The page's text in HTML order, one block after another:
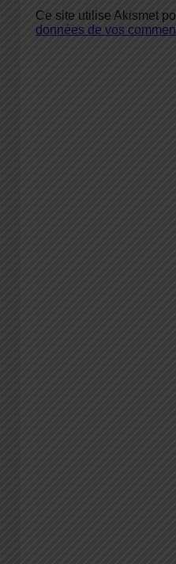
Ce site utilise Akismet
données de vos